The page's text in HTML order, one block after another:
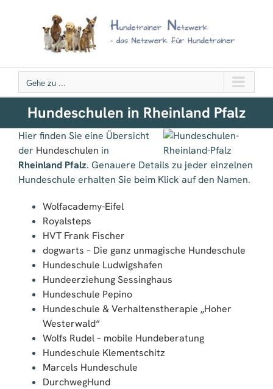
Gehe zu ...
Hundeschulen in Rheinland Pfalz
Hier finden Sie eine Übersicht
der Hundeschulen in
Rheinland Pfalz. Genauere Details zu jeder einzelnen
Hundeschule erhalten Sie beim Klick auf den Namen.
Wolfacademy-Eifel
Royalsteps
HVT Frank Fischer
dogwarts – Die ganz unmagische Hundeschule
Hundeschule Ludwigshafen
Hundeerziehung Sessinghaus
Hundeschule Pepino
Hundeschule & Verhaltenstherapie „Hoher
Westerwald“
Wolfs Rudel – mobile Hundeberatung
Hundeschule Klementschitz
Marcels Hundeschule
DurchwegHund